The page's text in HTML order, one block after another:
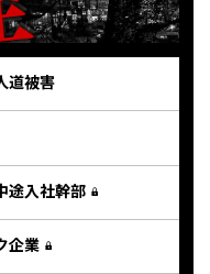
道被害
途入社幹部
企業